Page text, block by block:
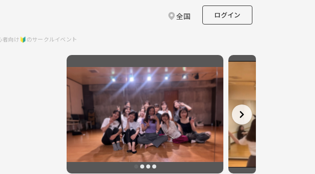
全国 ログイン
向け🔰のサークルイベント